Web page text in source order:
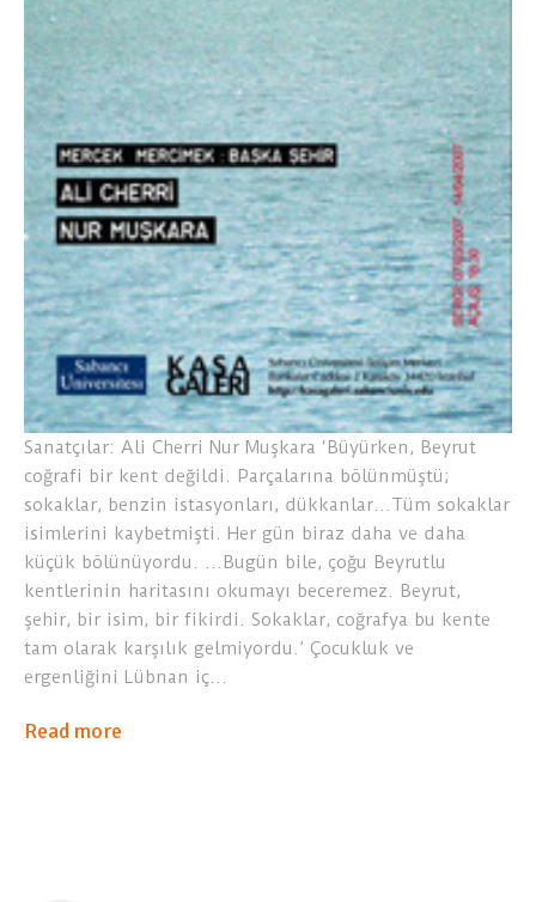
Sanatçılar: Ali Cherri Nur Muşkara ‘Büyürken, Beyrut
coğrafi bir kent değildi. Parçalarına bölünmüştü;
sokaklar, benzin istasyonları, dükkanlar...Tüm sokaklar
isimlerini kaybetmişti. Her gün biraz daha ve daha
küçük bölünüyordu. ...Bugün bile, çoğu Beyrutlu
kentlerinin haritasını okumayı beceremez. Beyrut,
şehir, bir isim, bir fikirdi. Sokaklar, coğrafya bu kente
tam olarak karşılık gelmiyordu.’ Çocukluk ve
ergenliğini Lübnan iç…
Read more